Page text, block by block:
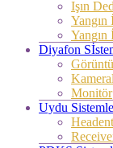
Işın
Yangın
Yangın
Diyafon
Monitör
Uydu